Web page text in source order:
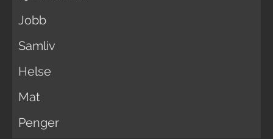
Jobb
Samliv
Helse
Mat
Penger